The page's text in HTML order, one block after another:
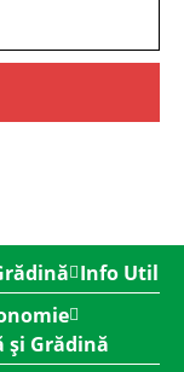
Info Util
și Grădină